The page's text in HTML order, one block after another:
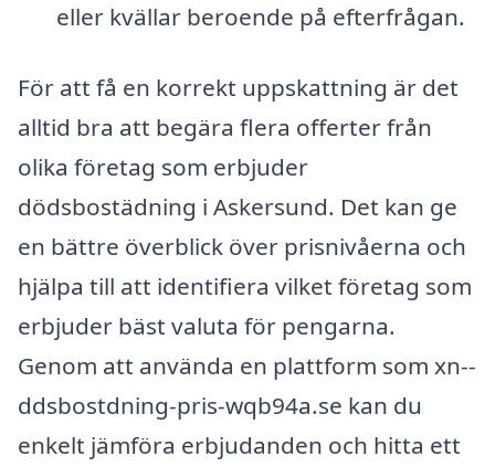
eller kvällar beroende på efterfrågan.
För att få en korrekt uppskattning är det
alltid bra att begära flera offerter från
olika företag som erbjuder
dödsbostädning i Askersund. Det kan ge
en bättre överblick över prisnivåerna och
hjälpa till att identifiera vilket företag som
erbjuder bäst valuta för pengarna.
Genom att använda en plattform som xn--
ddsbostdning-pris-wqb94a.se kan du
enkelt jämföra erbjudanden och hitta ett